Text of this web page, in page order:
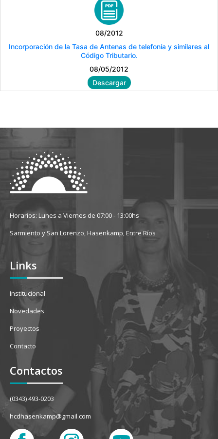
08/2012
Incorporación de la Tasa de Antenas de telefonía y similares al
Código Tributario.
08/05/2012
Descargar
Horarios: Lunes a Viernes de 07:00 - 13:00hs
Sarmiento y San Lorenzo, Hasenkamp, Entre Ríos
Links
Institucional
Novedades
Proyectos
Contacto
Contactos
(0343) 493-0203
hcdhasenkamp@gmail.com